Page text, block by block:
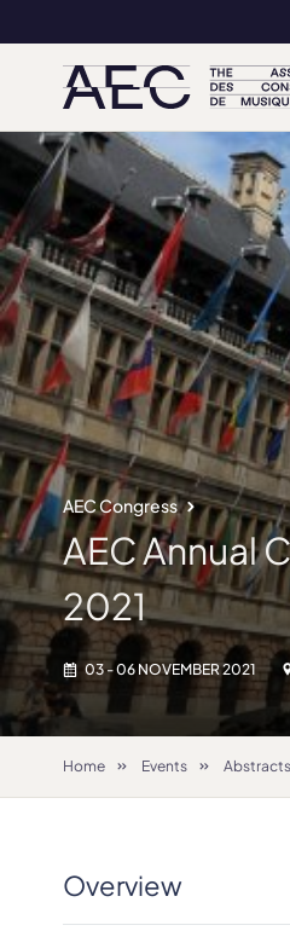
AEC Congress
AEC Annual
2021
03 - 06 NOVEMBER 2021
Home Events
Overview